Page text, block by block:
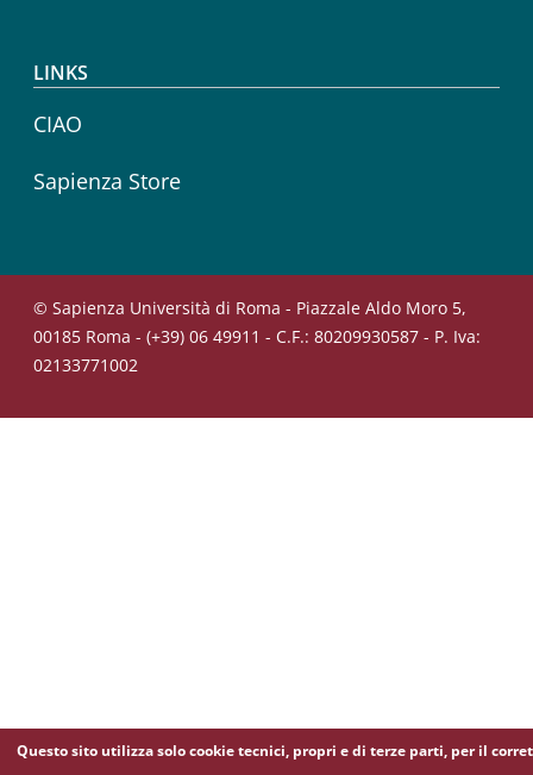
LINKS
CIAO
Sapienza Store
© Sapienza Università di Roma - Piazzale Aldo Moro 5,
00185 Roma - (+39) 06 49911 - C.F.: 80209930587 - P. Iva:
02133771002
Questo sito utilizza solo cookie tecnici, propri e di terze parti, per il